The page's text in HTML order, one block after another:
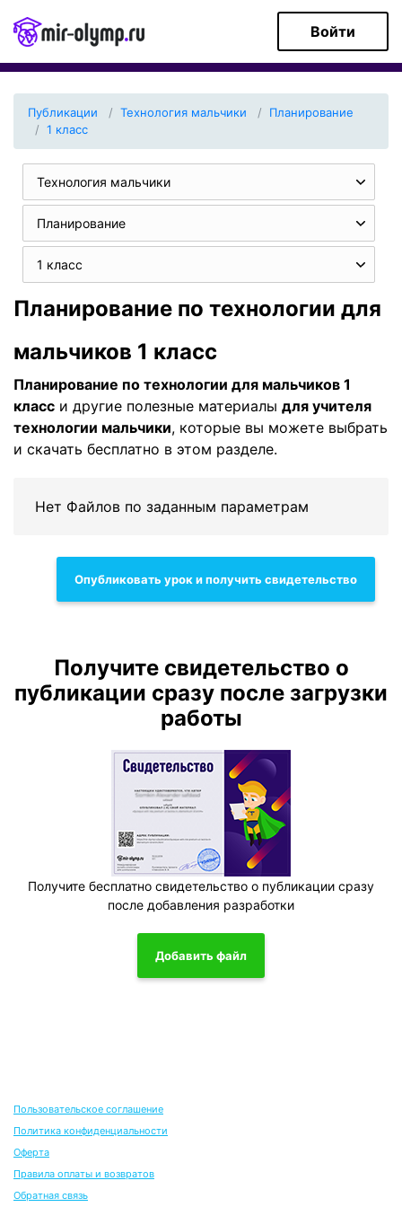
Войти
Публикации Технология мальчики
Планирование
1 класс
Технология мальчики
Планирование
1 класс
Планирование по технологии для
мальчиков 1 класс
Планирование по технологии для мальчиков 1
класс и другие полезные материалы для учителя
технологии мальчики, которые вы можете выбрать
и скачать бесплатно в этом разделе.
Нет Файлов по заданным параметрам
Опубликовать урок и получить свидетельство
Получите свидетельство о
публикации сразу после загрузки
работы
Получите бесплатно свидетельство о публикации сразу
после добавления разработки
Добавить файл
Пользовательское соглашение
Политика конфиденциальности
Оферта
Правила оплаты и возвратов
Обратная связь